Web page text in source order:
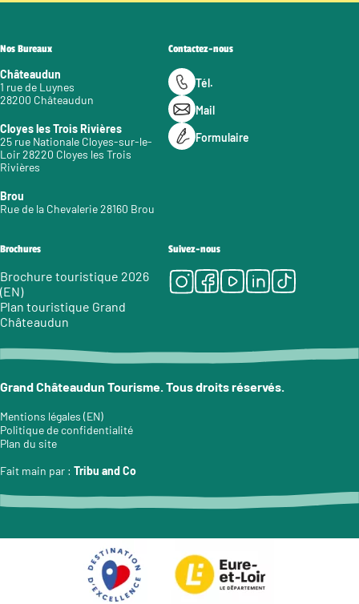
Nos Bureaux
Châteaudun
1 rue de Luynes
28200 Châteaudun
Cloyes les Trois Rivières
25 rue Nationale Cloyes-sur-le-
Loir 28220 Cloyes les Trois
Rivières
Brou
Rue de la Chevalerie 28160 Brou
Contactez-nous
Tél.
Mail
Formulaire
Brochures
Brochure touristique 2026
(EN)
Plan touristique Grand
Châteaudun
Suivez-nous
Instagram
Facebook
Youtube
LinkedIn
Tiktok
Grand Châteaudun Tourisme. Tous droits réservés.
Mentions légales (EN)
Politique de confidentialité
Plan du site
Fait main par : Tribu and Co